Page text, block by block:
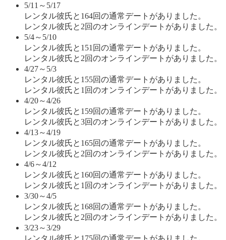
5/11～5/17
レンタル彼氏と164回の通常デートがありました。
レンタル彼氏と2回のオンラインデートがありました。
5/4～5/10
レンタル彼氏と151回の通常デートがありました。
レンタル彼氏と2回のオンラインデートがありました。
4/27～5/3
レンタル彼氏と155回の通常デートがありました。
レンタル彼氏と1回のオンラインデートがありました。
4/20～4/26
レンタル彼氏と159回の通常デートがありました。
レンタル彼氏と3回のオンラインデートがありました。
4/13～4/19
レンタル彼氏と165回の通常デートがありました。
レンタル彼氏と2回のオンラインデートがありました。
4/6～4/12
レンタル彼氏と160回の通常デートがありました。
レンタル彼氏と1回のオンラインデートがありました。
3/30～4/5
レンタル彼氏と168回の通常デートがありました。
レンタル彼氏と2回のオンラインデートがありました。
3/23～3/29
レンタル彼氏と175回の通常デートがありました。